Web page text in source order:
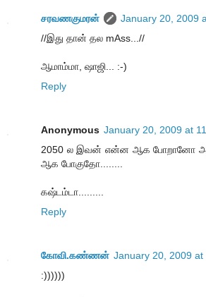
சரவணகுமரன்
January 20, 2009
//இது தான் தல mAss...//
ஆமாம்மா, ஷாஜி... :-)
Reply
Anonymous January 20, 2009 at
2050 ல இவன் என்ன ஆக போறானோ
ஆக போகுதோ........
கஷ்டம்டா.........
Reply
கோவி.கண்ணன் January 20, 2009 at
:))))))